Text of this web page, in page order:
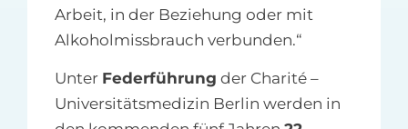
Arbeit, in der Beziehung oder mit
Alkoholmissbrauch verbunden.“
Unter Federführung der Charité –
Universitätsmedizin Berlin werden in